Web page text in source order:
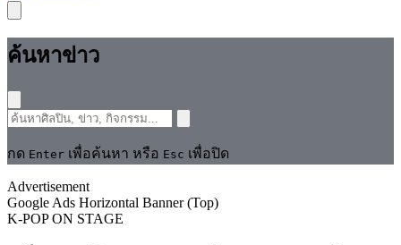
ค้นหาข่าว
กด Enter เพื่อค้นหา หรือ Esc เพื่อปิด
Advertisement
Google Ads Horizontal Banner (Top)
K-POPON STAGE